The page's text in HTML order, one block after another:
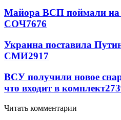
Майора ВСП поймали
СОЧ7676
Украина поставила
СМИ2917
ВСУ получили новое
что входит в комплект
Читать комментарии